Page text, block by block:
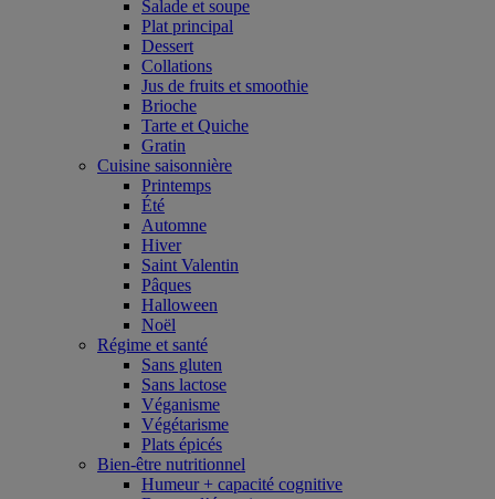
Salade et soupe
Plat principal
Dessert
Collations
Jus de fruits et smoothie
Brioche
Tarte et Quiche
Gratin
Cuisine saisonnière
Printemps
Été
Automne
Hiver
Saint Valentin
Pâques
Halloween
Noël
Régime et santé
Sans gluten
Sans lactose
Véganisme
Végétarisme
Plats épicés
Bien-être nutritionnel
Humeur + capacité cognitive